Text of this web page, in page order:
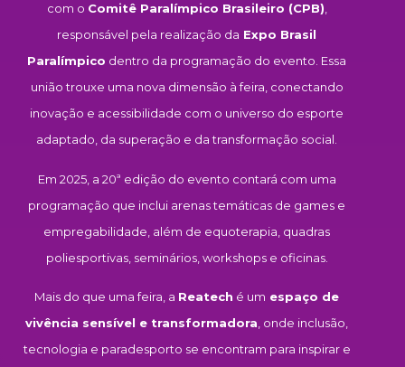
com o Comitê Paralímpico Brasileiro (CPB),
responsável pela realização da Expo Brasil
Paralímpico dentro da programação do evento. Essa
união trouxe uma nova dimensão à feira, conectando
inovação e acessibilidade com o universo do esporte
adaptado, da superação e da transformação social.
Em 2025, a 20ª edição do evento contará com uma
programação que inclui arenas temáticas de games e
empregabilidade, além de equoterapia, quadras
poliesportivas, seminários, workshops e oficinas.
Mais do que uma feira, a Reatech é um espaço de
vivência sensível e transformadora , onde inclusão,
tecnologia e paradesporto se encontram para inspirar e